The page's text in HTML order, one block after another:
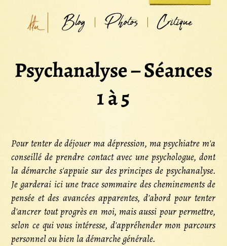
Blog Photos Critique
Psychanalyse – Séances
1 à 5
Pour tenter de déjouer ma dépression, ma psychiatre m'a
conseillé de prendre contact avec une psychologue, dont
la démarche s'appuie sur des principes de psychanalyse.
Je garderai ici une trace sommaire des cheminements de
pensée et des avancées apparentes, d'abord pour tenter
d'ancrer tout progrès en moi, mais aussi pour permettre,
selon ce qui vous intéresse, d'appréhender mon parcours
personnel ou bien la démarche générale.